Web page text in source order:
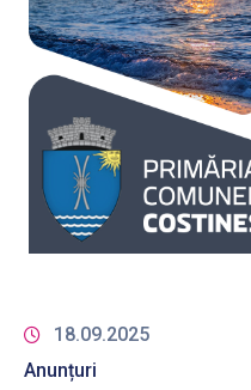
18.09.2025
Anunțuri